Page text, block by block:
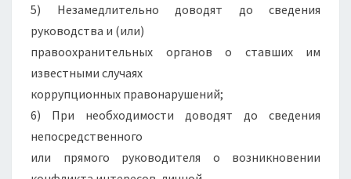
5) Незамедлительно доводят до сведения
руководства и (или)
правоохранительных органов о ставших им
известными случаях
коррупционных правонарушений;
6) При необходимости доводят до сведения
непосредственного
или прямого руководителя о возникновении